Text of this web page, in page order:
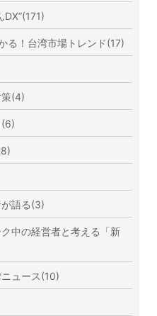
DX”(171)
！台湾市場トレンド(17)
(4)
(6)
語る(3)
中の経営者と考える「新
ュース(10)